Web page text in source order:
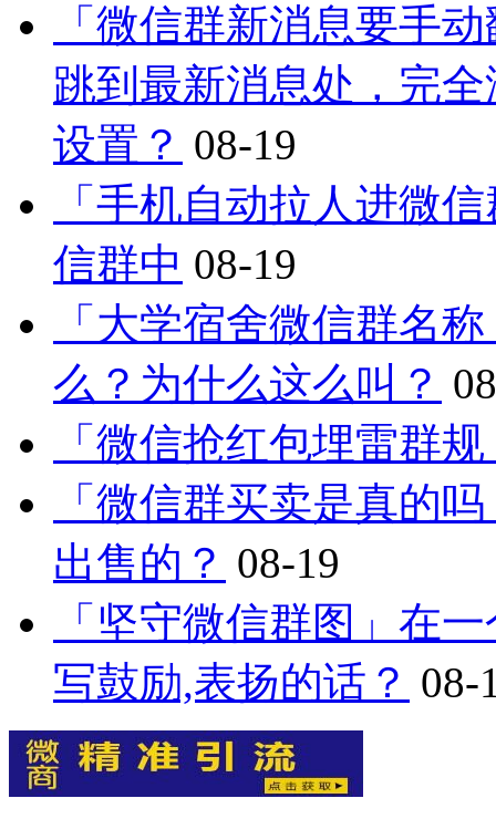
「微信群新消息要手
跳到最新消息处，完
设置？ 08-19
「手机自动拉人进微
信群中 08-19
「大学宿舍微信群名
么？为什么这么叫？
「微信抢红包埋雷群
「微信群买卖是真的
出售的？ 08-19
「坚守微信群图」在
写鼓励,表扬的话？ 08-